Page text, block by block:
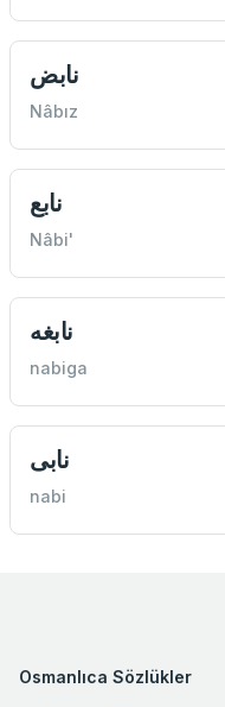
نابض
Nâbız
نابع
Nâbi'
نابغه
nabiga
نابی
nabi
Osmanlıca Sözlükler